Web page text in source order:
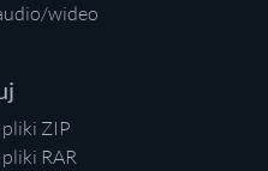
wideo
ZIP
RAR